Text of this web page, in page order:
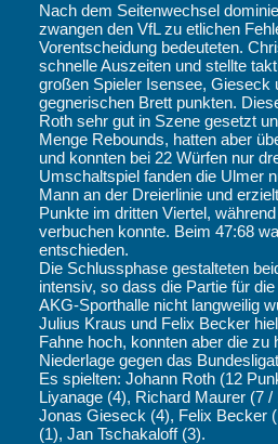
Nach dem Seitenwechsel
zwangen den VfL zu etlichen
Vorentscheidung bedeuteten.
schnelle Auszeiten und stellte
großen Spieler Isensee, Gieseck
gegnerischen Brett punkten.
Roth sehr gut in Szene gesetzt
Menge Rebounds, hatten aber
und konnten bei 22 Würfen nur
Umschaltspiel fanden die Ulmer
Mann an der Dreierlinie und
Punkte im dritten Viertel,
verbuchen konnte. Beim 47:68
entschieden.
Die Schlussphase gestalteten
intensiv, so dass die Partie für
AKG-Sporthalle nicht langweilig
Julius Kraus und Felix Becker
Fahne hoch, konnten aber die zu
Niederlage gegen das
Es spielten: Johann Roth (12
Liyanage (4), Richard Maurer (7
Jonas Gieseck (4), Felix Becker
(1), Jan Tschakaloff (3).